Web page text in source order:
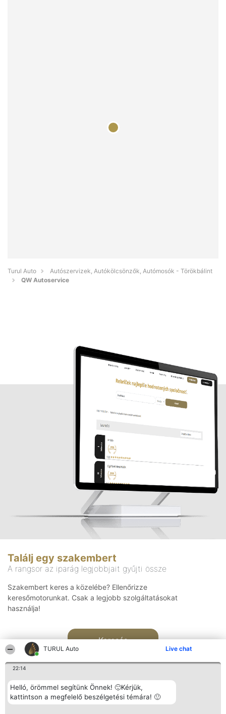
TURUL Auto Live chat
22:14
Helló, örömmel segítünk Önnek! 🙂Kérjük,
kattintson a megfelelő beszélgetési témára! 🙂
Turul Auto
Autószervizek, Autókölcsönzők, Autómosók - Törökbálint
QW Autoservice
Találj egy szakembert
A rangsor az iparág legjobbjait gyűjti össze
Szakembert keres a közelébe? Ellenőrizze
keresőmotorunkat. Csak a legjobb szolgáltatásokat
használja!
Keresés